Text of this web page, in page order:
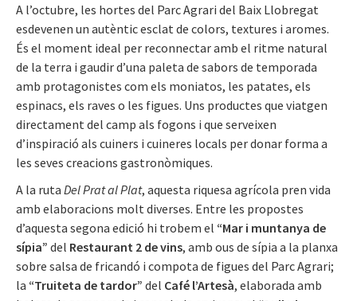
A l’octubre, les hortes del Parc Agrari del Baix Llobregat
esdevenen un autèntic esclat de colors, textures i aromes.
És el moment ideal per reconnectar amb el ritme natural
de la terra i gaudir d’una paleta de sabors de temporada
amb protagonistes com els moniatos, les patates, els
espinacs, els raves o les figues. Uns productes que viatgen
directament del camp als fogons i que serveixen
d’inspiració als cuiners i cuineres locals per donar forma a
les seves creacions gastronòmiques.
A la ruta Del Prat al Plat, aquesta riquesa agrícola pren vida
amb elaboracions molt diverses. Entre les propostes
d’aquesta segona edició hi trobem el “Mar i muntanya de
sípia” del Restaurant 2 de vins, amb ous de sípia a la planxa
sobre salsa de fricandó i compota de figues del Parc Agrari;
la “Truiteta de tardor” del Café l’Artesà, elaborada amb